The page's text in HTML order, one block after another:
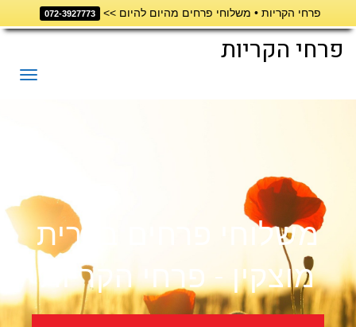
פרחי הקריות • משלוחי פרחים מהיום להיום >> 072-3927773
פרחי הקריות
משלוחי פרחים בקרית
מוצקין - פרחי הקריות